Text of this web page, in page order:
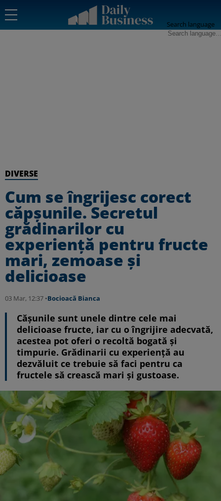
Search language
DIVERSE
Cum se îngrijesc corect
căpșunile. Secretul
grădinarilor cu
experiență pentru fructe
mari, zemoase și
delicioase
03 Mar, 12:37 •Bocioacă Bianca
Cășunile sunt unele dintre cele mai
delicioase fructe, iar cu o îngrijire adecvată,
acestea pot oferi o recoltă bogată și
timpurie. Grădinarii cu experiență au
dezvăluit ce trebuie să faci pentru ca
fructele să crească mari și gustoase.